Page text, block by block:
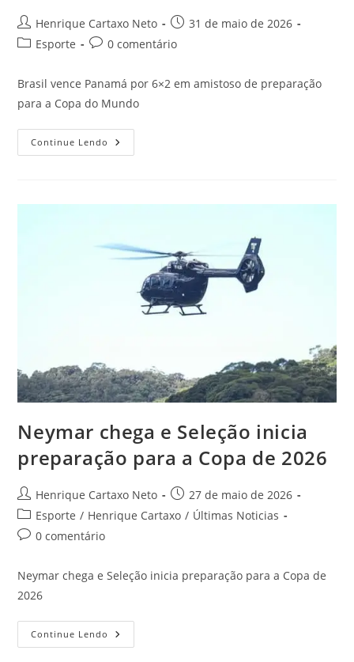
Henrique Cartaxo Neto
31 de maio de 2026
Esporte
0 comentário
Brasil vence Panamá por 6×2 em amistoso de preparação
para a Copa do Mundo
Continue Lendo
Neymar chega e Seleção inicia
preparação para a Copa de 2026
Henrique Cartaxo Neto
27 de maio de 2026
Esporte / Henrique Cartaxo / Últimas Noticias
0 comentário
Neymar chega e Seleção inicia preparação para a Copa de
2026
Continue Lendo